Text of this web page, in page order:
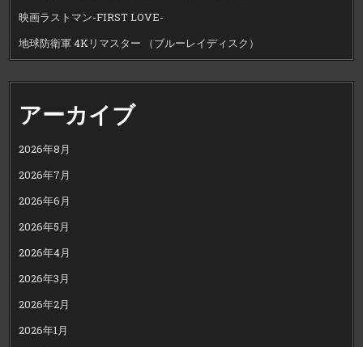
映画ラストマン-FIRST LOVE-
地球防衛軍 4Kリマスター （ブルーレイディスク）
アーカイブ
2026年8月
2026年7月
2026年6月
2026年5月
2026年4月
2026年3月
2026年2月
2026年1月